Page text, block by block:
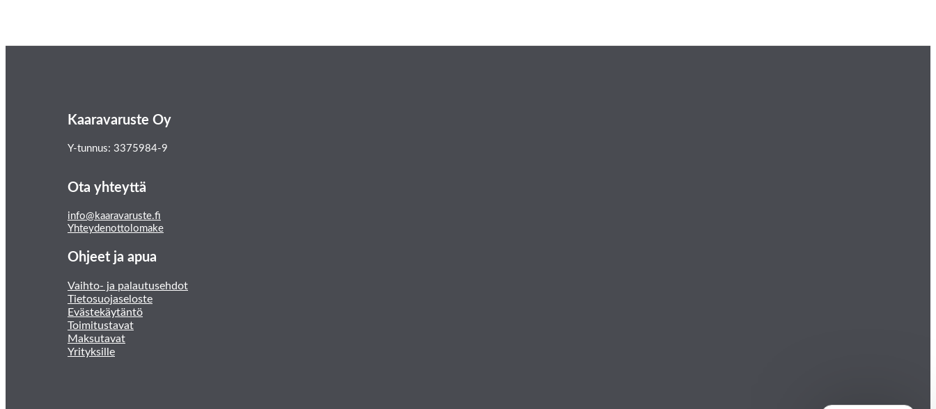
Kaaravaruste Oy
Y-tunnus: 3375984-9
Ota yhteyttä
info@kaaravaruste.fi
Yhteydenottolomake
Ohjeet ja apua
Vaihto- ja palautusehdot
Tietosuojaseloste
Evästekäytäntö
Toimitustavat
Maksutavat
Yrityksille